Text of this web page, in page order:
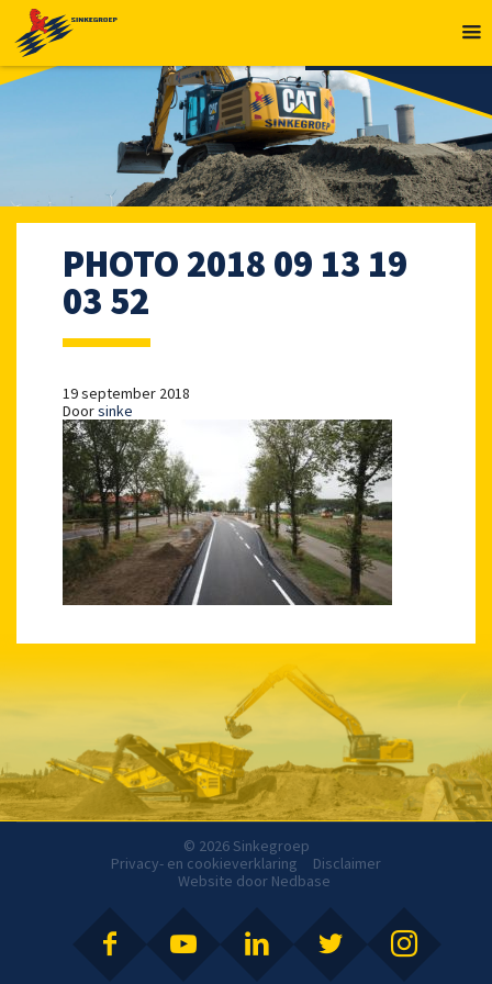
PHOTO 2018 09 13 19
03 52
19 september 2018
Doorsinke
© 2026 Sinkegroep
Privacy- en cookieverklaring
Disclaimer
Website door Nedbase